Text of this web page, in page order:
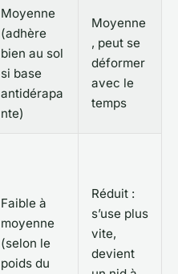
Moyenne
(adhère
bien au sol
si base
antidérapa
nte)
Moyenne
, peut se
déformer
avec le
temps
Faible à
moyenne
(selon le
poids du
Réduit :
s’use plus
vite,
devient